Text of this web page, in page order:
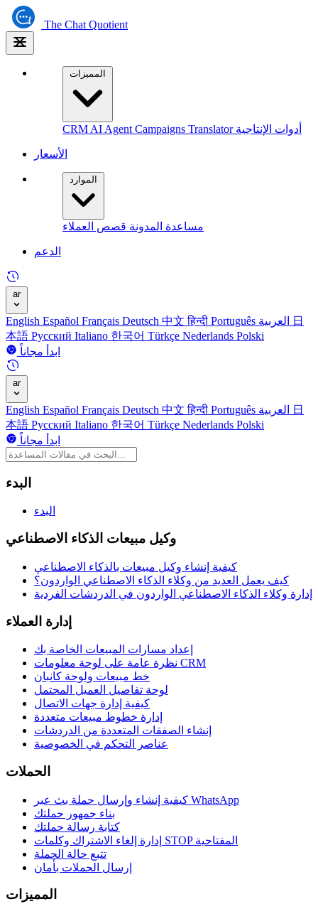
The Chat Quotient
المميزات
CRM AI Agent Campaigns Translator أدوات الإنتاجية
الأسعار
الموارد
مساعدة المدونة قصص العملاء
الدعم
ar
English Español Français Deutsch 中文हिन्दी Português
日
本語 Русский Italiano 한국어 Türkçe Nederlands Polski
ابدأ مجاناً
ar
English Español Français Deutsch 中文हिन्दी Português
日
本語 Русский Italiano 한국어 Türkçe Nederlands Polski
ابدأ مجاناً
البدء
البدء
وكيل مبيعات الذكاء الاصطناعي
كيفية إنشاء وكيل مبيعات بالذكاء الاصطناعي
كيف يعمل العديد من وكلاء الذكاء الاصطناعي الواردون؟
إدارة وكلاء الذكاء الاصطناعي الواردون في الدردشات الفردية
إدارة العملاء
إعداد مسارات المبيعات الخاصة بك
نظرة عامة على لوحة معلومات CRM
خط مبيعات ولوحة كانبان
لوحة تفاصيل العميل المحتمل
كيفية إدارة جهات الاتصال
إدارة خطوط مبيعات متعددة
إنشاء الصفقات المتعددة من الدردشات
عناصر التحكم في الخصوصية
الحملات
كيفية إنشاء وإرسال حملة بث عبر WhatsApp
بناء جمهور حملتك
كتابة رسالة حملتك
إدارة إلغاء الاشتراك وكلمات STOP المفتاحية
تتبع حالة الحملة
إرسال الحملات بأمان
المميزات